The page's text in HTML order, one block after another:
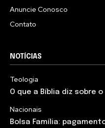
Anuncie Conosco
Contato
NOTÍCIAS
Teologia
O que a Bíblia diz sobre
Nacionais
Bolsa Família: